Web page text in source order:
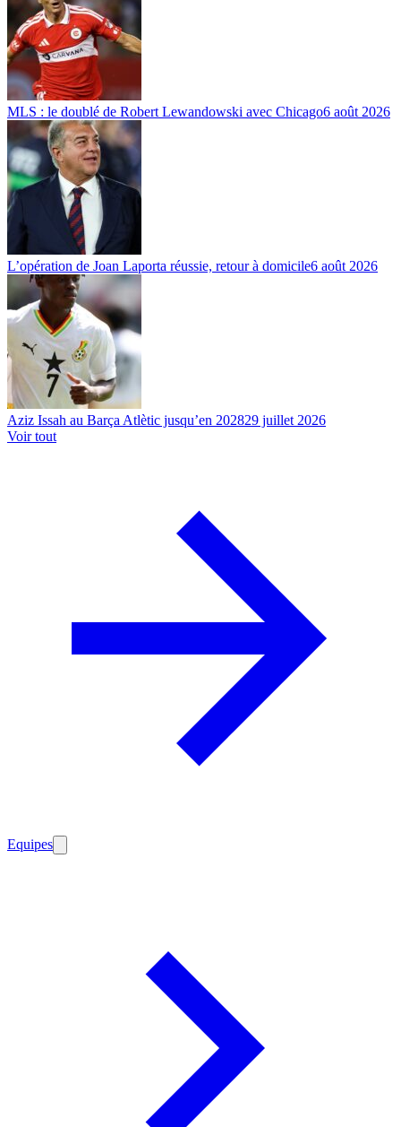
MLS : le doublé de Robert Lewandowski avec Chicago6 août 2026
L’opération de Joan Laporta réussie, retour à domicile6 août 2026
Aziz Issah au Barça Atlètic jusqu’en 202829 juillet 2026
Voir tout
Equipes